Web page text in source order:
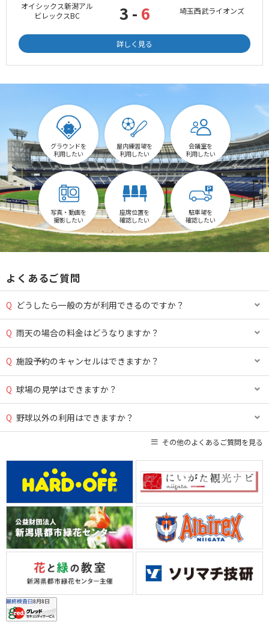
オイシックス新潟アル
ビレックスBC
3 - 6 埼玉西武ライオンズ
詳しく見る
グラウンドを
利用したい
屋内練習場を
利用したい
会議室を
利用したい
写真・動画を
撮影したい
座席位置を
確認したい
駐車場を
確認したい
よくあるご質問
Q どうしたら一般の方が利用できるのですか？
Q 雨天の場合の料金はどうなりますか？
Q 施設予約のキャンセルはできますか？
Q 球場の見学はできますか？
Q 野球以外の利用はできますか？
その他のよくあるご質問を見る